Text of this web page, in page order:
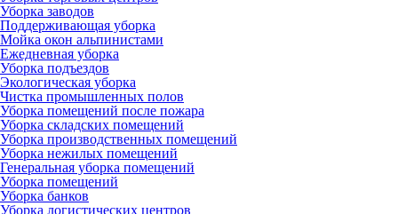
Уборка заводов
Поддерживающая уборка
Мойка окон альпинистами
Ежедневная уборка
Уборка подъездов
Экологическая уборка
Чистка промышленных полов
Уборка помещений после пожара
Уборка складских помещений
Уборка производственных помещений
Уборка нежилых помещений
Генеральная уборка помещений
Уборка помещений
Уборка банков
Уборка логистических центров